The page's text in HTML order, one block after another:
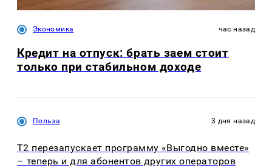
Экономика час назад
Кредит на отпуск: брать заем стоит
только при стабильном доходе
Польза 3 дня назад
Т2 перезапускает программу «Выгодно вместе»
– теперь и для абонентов других операторов